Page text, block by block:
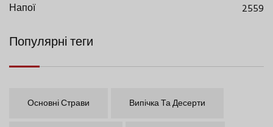
Напої
2559
Популярні теги
Основні Страви Випічка Та Десерти